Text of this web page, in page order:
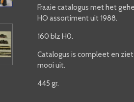
Fraaie catalogus met het
HO assortiment uit 1988.
160 blz H0.
Catalogus is compleet en
mooi uit.
445 gr.